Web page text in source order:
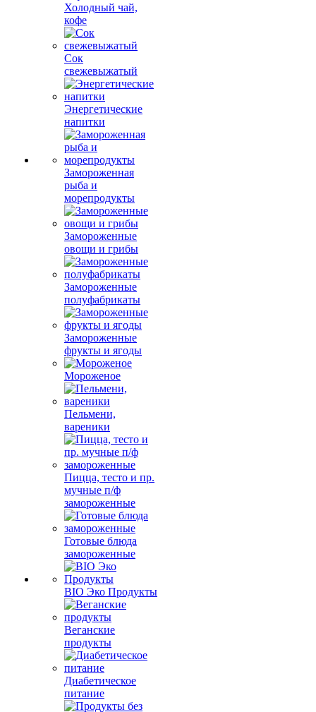
Холодный чай,
кофе
Сок
свежевыжатый
Энергетические
напитки
Замороженная
рыба и
морепродукты
Замороженные
овощи и грибы
Замороженные
полуфабрикаты
Замороженные
фрукты и ягоды
Мороженое
Пельмени,
вареники
Пицца, тесто и пр.
мучные п/ф
замороженные
Готовые блюда
замороженные
BIO Эко Продукты
Веганские
продукты
Диабетическое
питание